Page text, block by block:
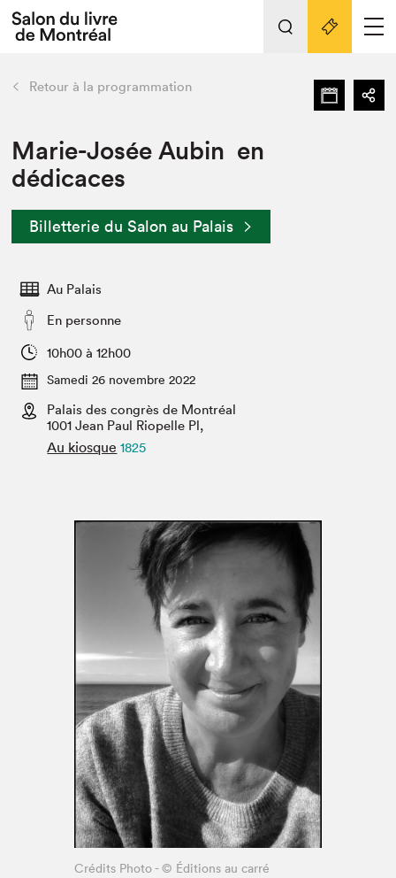
Espace médias
Espace exposant⋅e⋅s
Espace enseignant·e·s
Espace pro
Tout sur l'édition 2022
Actualités
Vidéos et Balados
retour Nos activités
Édition 2022
Planifier sa visite
Nous connaître
Projets partenaires 2022
Archives
Liens pratiques
Retour à la programmation
Marie-Josée Aubin en
dédicaces
Billetterie du Salon au Palais
Au Palais
En personne
10h00 à 12h00
Samedi 26 novembre 2022
Palais des congrès de Montréal
1001 Jean Paul Riopelle Pl,
Au kiosque 1825
Crédits Photo - © Éditions au carré